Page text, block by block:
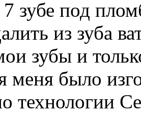
зубе под
из зуба
зубы и
меня было
технологии